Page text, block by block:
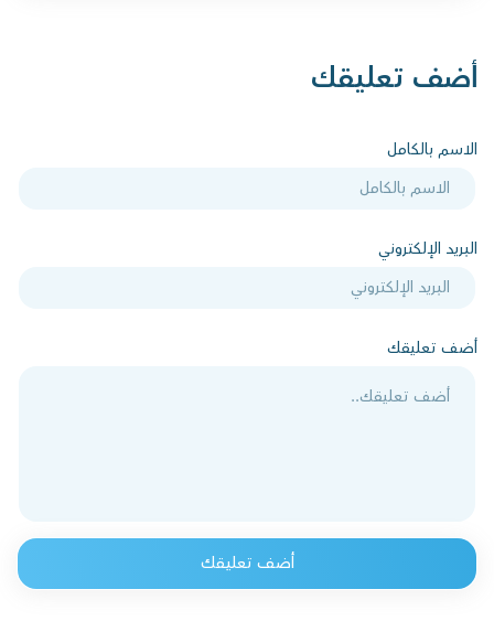
أضف تعليقك
الاسم بالكامل
البريد الإلكتروني
أضف تعليقك
أضف تعليقك